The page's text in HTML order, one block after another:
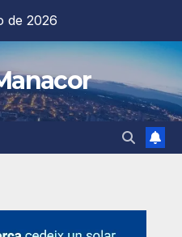
de 2026